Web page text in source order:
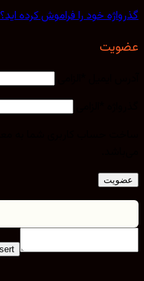
خود را فراموش کرده اید؟
Insert